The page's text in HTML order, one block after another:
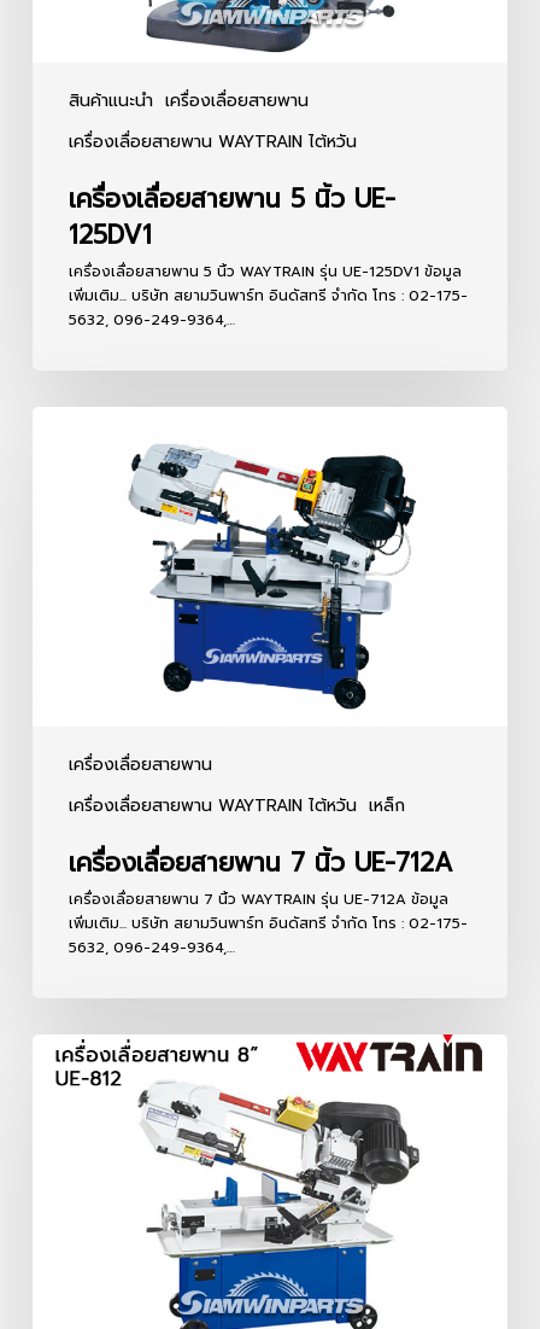
สินค้าแนะนำ เครื่องเลื่อยสายพาน
เครื่องเลื่อยสายพาน WAYTRAIN ไต้หวัน
เครื่องเลื่อยสายพาน 5 นิ้ว UE-
125DV1
เครื่องเลื่อยสายพาน 5 นิ้ว WAYTRAIN รุ่น UE-125DV1 ข้อมูล
เพิ่มเติม... บริษัท สยามวินพาร์ท อินดัสทรี จำกัด โทร : 02-175-
5632, 096-249-9364,…
เครื่องเลื่อยสายพาน
เครื่องเลื่อยสายพาน WAYTRAIN ไต้หวัน เหล็ก
เครื่องเลื่อยสายพาน 7 นิ้ว UE-712A
เครื่องเลื่อยสายพาน 7 นิ้ว WAYTRAIN รุ่น UE-712A ข้อมูล
เพิ่มเติม... บริษัท สยามวินพาร์ท อินดัสทรี จำกัด โทร : 02-175-
5632, 096-249-9364,…
เครื่อง
เลื่อย